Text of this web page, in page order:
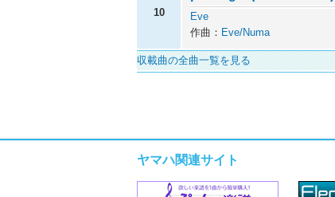
10
Eve
作曲： Eve/Numa
収載曲の全曲一覧を見る
ヤマハ関連サイト